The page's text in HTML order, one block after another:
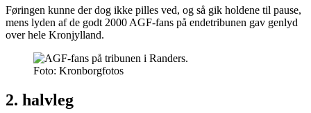
Føringen kunne der dog ikke pilles ved, og så gik holdene til pause,
mens lyden af de godt 2000 AGF-fans på endetribunen gav genlyd
over hele Kronjylland.
Foto: Kronborgfotos
2. halvleg